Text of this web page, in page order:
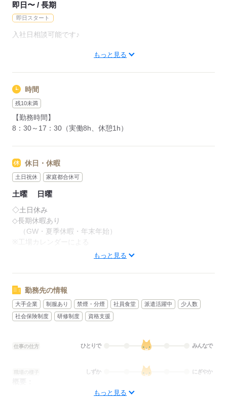
即日〜 / 長期
即日スタート
入社日相談可能です♪
即日からでも翌月からでも勤務可能！
もっと見る
時間
残10未満
【勤務時間】
8：30～17：30（実働8h、休憩1h）
休日・休暇
土日祝休 家庭都合休可
土曜 日曜
◇土日休み
◇長期休暇あり
（GW・夏季休暇・年末年始）
※工場カレンダーによる
もっと見る
勤務先の情報
大手企業 制服あり 禁煙・分煙 社員食堂 派遣活躍中
少人数
社会保険制度
研修制度 資格支援
仕事の仕方 ひとりで みんなで
しずか にぎやか
もっと見る